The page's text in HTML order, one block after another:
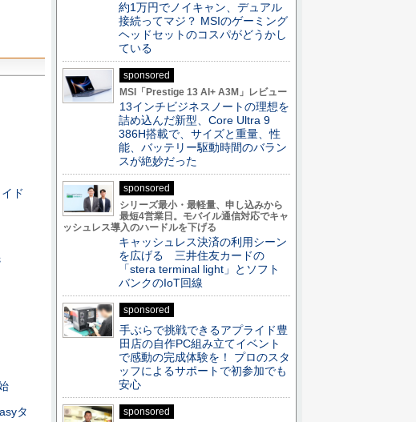
ド
タ
約1万円でノイキャン、デュアル
接続ってマジ？ MSIのゲーミング
ヘッドセットのコスパがどうかし
ている
sponsored
MSI「Prestige 13 AI+ A3M」レビュー
13インチビジネスノートの理想を
詰め込んだ新型、Core Ultra 9
386H搭載で、サイズと重量、性
能、バッテリー駆動時間のバラン
スが絶妙だった
sponsored
シリーズ最小・最軽量、申し込みから
最短4営業日。モバイル通信対応でキャ
ッシュレス導入のハードルを下げる
キャッシュレス決済の利用シーン
を広げる 三井住友カードの
「stera terminal light」とソフト
バンクのIoT回線
sponsored
手ぶらで挑戦できるアプライド豊
田店の自作PC組み立てイベント
で感動の完成体験を！ プロのスタ
ッフによるサポートで初参加でも
安心
sponsored